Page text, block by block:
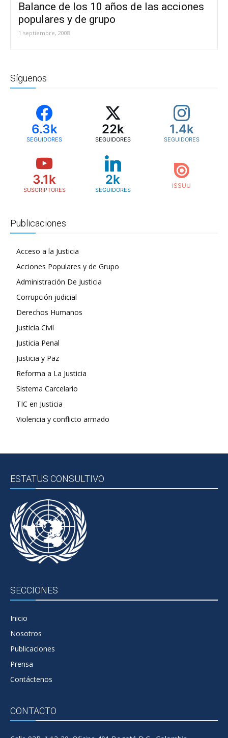
Balance de los 10 años de las acciones
populares y de grupo
1 septiembre, 2008
Síguenos
6.3k
SEGUIDORES
22k
SEGUIDORES
1.4k
SEGUIDORES
3.1k
SUSCRIPTORES
2k
SEGUIDORES
Publicaciones
Acceso a la Justicia
Acciones Populares y de Grupo
Administración De Justicia
Corrupción judicial
Derechos Humanos
Justicia Civil
Justicia Penal
Justicia y Paz
Reforma a La Justicia
Sistema Carcelario
TIC en Justicia
Violencia y conflicto armado
ESTATUS CONSULTIVO
SECCIONES
Inicio
Nosotros
Publicaciones
Prensa
Contáctenos
CONTACTO